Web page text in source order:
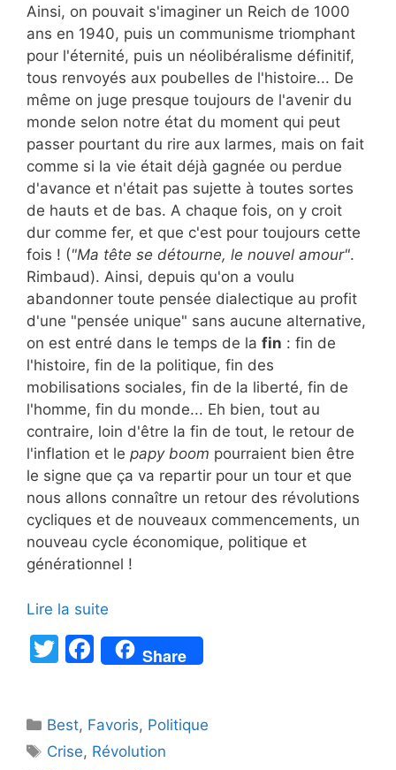
Ainsi, on pouvait s'imaginer un Reich de 1000
ans en 1940, puis un communisme triomphant
pour l'éternité, puis un néolibéralisme définitif,
tous renvoyés aux poubelles de l'histoire... De
même on juge presque toujours de l'avenir du
monde selon notre état du moment qui peut
passer pourtant du rire aux larmes, mais on fait
comme si la vie était déjà gagnée ou perdue
d'avance et n'était pas sujette à toutes sortes
de hauts et de bas. A chaque fois, on y croit
dur comme fer, et que c'est pour toujours cette
fois ! ("Ma tête se détourne, le nouvel amour".
Rimbaud). Ainsi, depuis qu'on a voulu
abandonner toute pensée dialectique au profit
d'une "pensée unique" sans aucune alternative,
on est entré dans le temps de la fin : fin de
l'histoire, fin de la politique, fin des
mobilisations sociales, fin de la liberté, fin de
l'homme, fin du monde... Eh bien, tout au
contraire, loin d'être la fin de tout, le retour de
l'inflation et le papy boom pourraient bien être
le signe que ça va repartir pour un tour et que
nous allons connaître un retour des révolutions
cycliques et de nouveaux commencements, un
nouveau cycle économique, politique et
générationnel !
Lire la suite
T
er
F
a
e
b
Share
Catégories
Best, Favoris, Politique
Étiquettes
Crise, Révolution